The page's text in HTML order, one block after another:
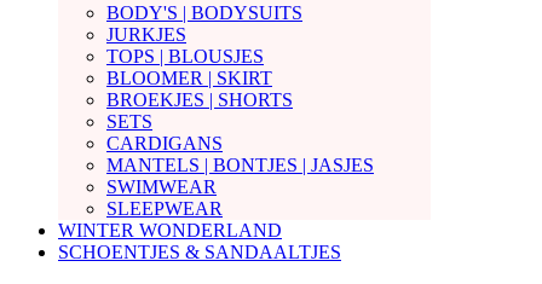
BODY'S | BODYSUITS
JURKJES
TOPS | BLOUSJES
BLOOMER | SKIRT
BROEKJES | SHORTS
SETS
CARDIGANS
MANTELS | BONTJES | JASJES
SWIMWEAR
SLEEPWEAR
WINTER WONDERLAND
SCHOENTJES & SANDAALTJES